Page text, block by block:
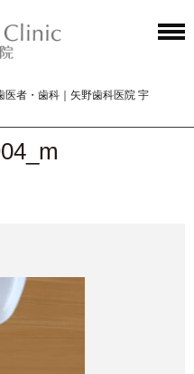
者・歯科｜矢野歯科医院 宇